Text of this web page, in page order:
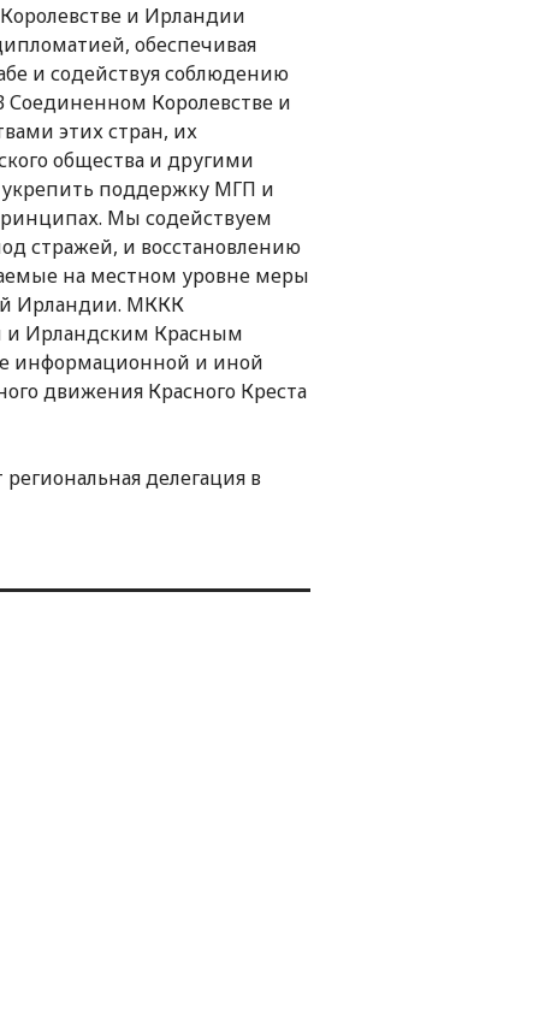
и Ирландии
обеспечивая
и содействуя соблюдению
Соединенном Королевстве и
этих стран, их
общества и другими
поддержку МГП и
Мы содействуем
стражей, и восстановлению
на местном уровне меры
Ирландии. МККК
и Ирландским Красным
информационной и иной
движения Красного Креста
делегация в